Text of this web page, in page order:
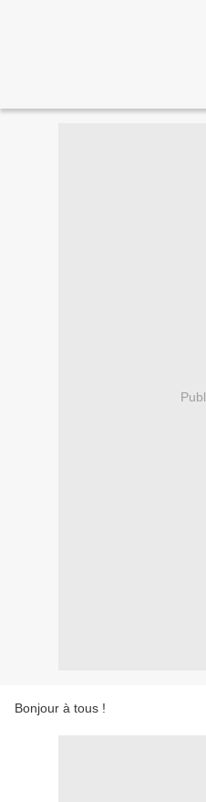
Bonjour à tous !